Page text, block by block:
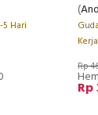
Hari
(
Kerja
Rp
Rp